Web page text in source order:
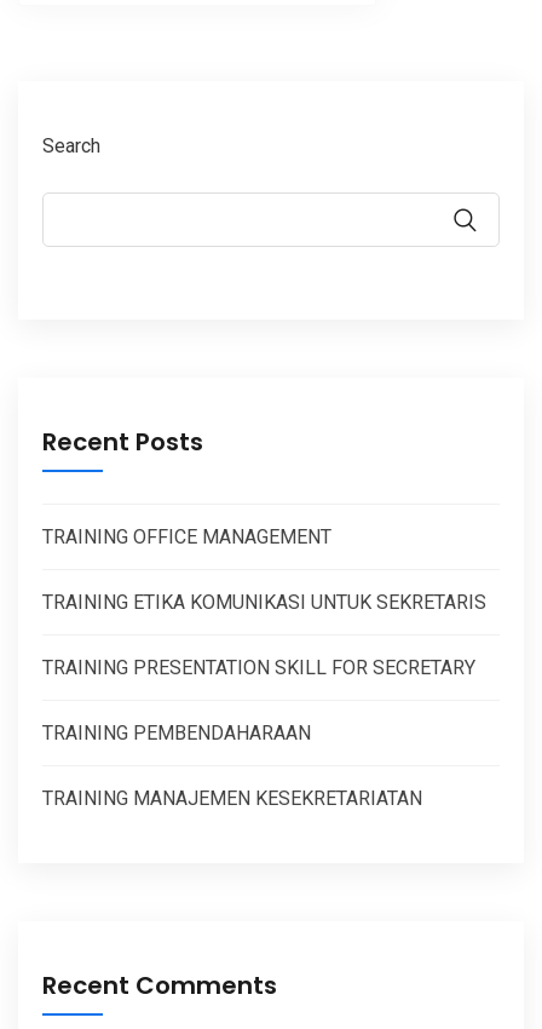
Search
Recent Posts
TRAINING OFFICE MANAGEMENT
TRAINING ETIKA KOMUNIKASI UNTUK SEKRETARIS
TRAINING PRESENTATION SKILL FOR SECRETARY
TRAINING PEMBENDAHARAAN
TRAINING MANAJEMEN KESEKRETARIATAN
Recent Comments